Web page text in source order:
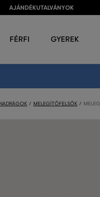
AJÁNDÉKUTALVÁNYOK
FÉRFI GYEREK
MELEGÍTŐFELSŐK